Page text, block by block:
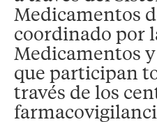
Medicamentos
coordinado por
Medicamentos
que participan
través de los